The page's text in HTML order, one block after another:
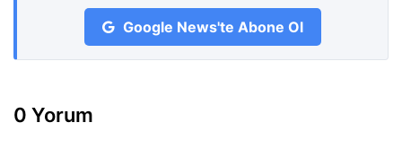
Google News'te Abone Ol
0 Yorum